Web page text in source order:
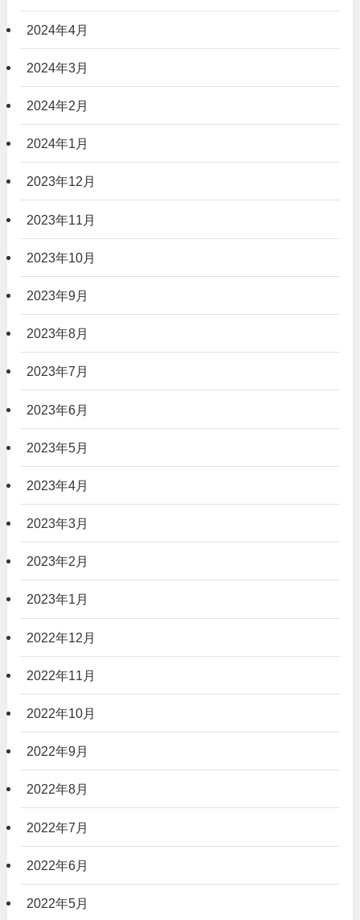
2024年4月
2024年3月
2024年2月
2024年1月
2023年12月
2023年11月
2023年10月
2023年9月
2023年8月
2023年7月
2023年6月
2023年5月
2023年4月
2023年3月
2023年2月
2023年1月
2022年12月
2022年11月
2022年10月
2022年9月
2022年8月
2022年7月
2022年6月
2022年5月